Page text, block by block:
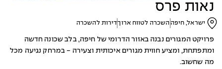
נאות פרס
ישראל, חיפה השכרה לטווח ארוךדירות להשכרה
פרויקט המגורים נבנה באזור הדרומי של חיפה, בלב שכונה חדשה
ומתפתחת, ומציע חווית מגורים איכותית וצעירה - במרחק נגיעה מכל
מה שחשוב.